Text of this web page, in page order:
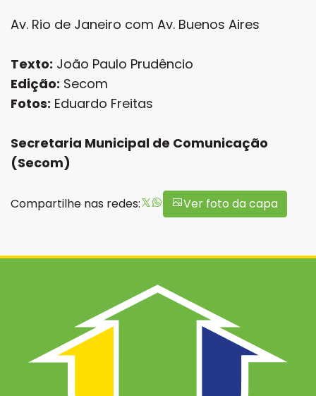
Av. Rio de Janeiro com Av. Buenos Aires
Texto: João Paulo Prudêncio
Edição: Secom
Fotos: Eduardo Freitas
Secretaria Municipal de Comunicação
(Secom)
Compartilhe nas redes: Ver foto da capa